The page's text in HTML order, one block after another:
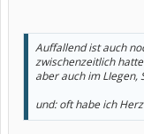
Auffallend ist auch
zwischenzeitlich
aber auch im LIegen,
und: oft habe ich